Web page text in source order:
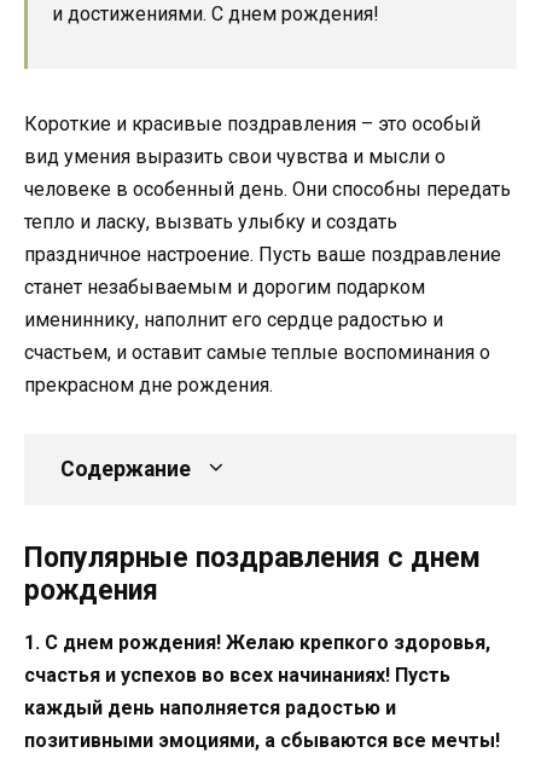
и достижениями. С днем рождения!
Короткие и красивые поздравления – это особый
вид умения выразить свои чувства и мысли о
человеке в особенный день. Они способны передать
тепло и ласку, вызвать улыбку и создать
праздничное настроение. Пусть ваше поздравление
станет незабываемым и дорогим подарком
имениннику, наполнит его сердце радостью и
счастьем, и оставит самые теплые воспоминания о
прекрасном дне рождения.
Содержание
Популярные поздравления с днем
рождения
1. С днем рождения! Желаю крепкого здоровья,
счастья и успехов во всех начинаниях! Пусть
каждый день наполняется радостью и
позитивными эмоциями, а сбываются все мечты!